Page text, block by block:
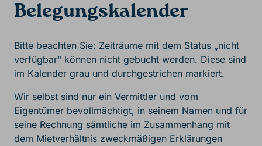
Belegungskalender
Bitte beachten Sie: Zeiträume mit dem Status „nicht
verfügbar" können nicht gebucht werden. Diese sind
im Kalender grau und durchgestrichen markiert.
Wir selbst sind nur ein Vermittler und vom
Eigentümer bevollmächtigt, in seinem Namen und für
seine Rechnung sämtliche im Zusammenhang mit
dem Mietverhältnis zweckmäßigen Erklärungen